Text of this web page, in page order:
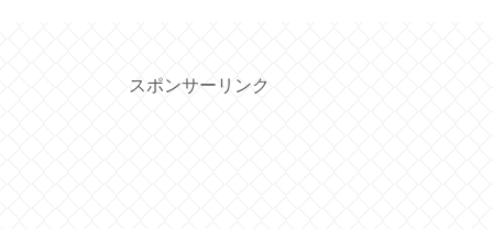
スポンサーリンク